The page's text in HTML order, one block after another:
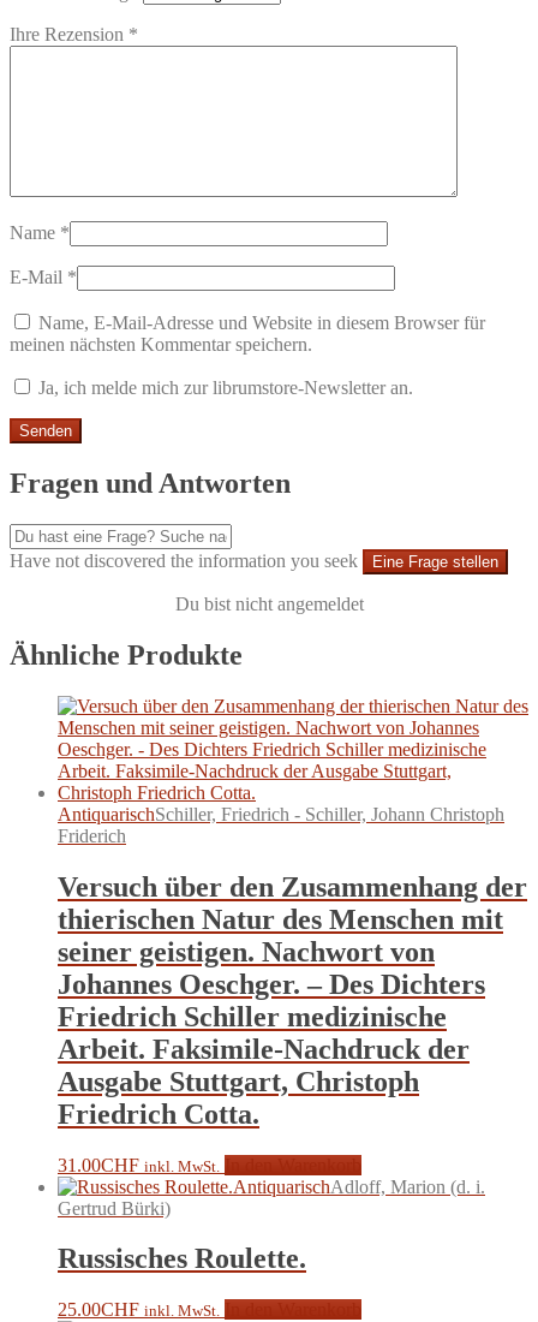
Ihre Rezension *
Name *
E-Mail *
Name, E-Mail-Adresse und Website in diesem Browser für
meinen nächsten Kommentar speichern.
Ja, ich melde mich zur librumstore-Newsletter an.
Fragen und Antworten
Have not discovered the information you seek Eine Frage stellen
Du bist nicht angemeldet
Ähnliche Produkte
AntiquarischSchiller, Friedrich - Schiller, Johann Christoph
Friderich
Versuch über den Zusammenhang der
thierischen Natur des Menschen mit
seiner geistigen. Nachwort von
Johannes Oeschger. – Des Dichters
Friedrich Schiller medizinische
Arbeit. Faksimile-Nachdruck der
Ausgabe Stuttgart, Christoph
Friedrich Cotta.
31.00CHF inkl. MwSt.
AntiquarischAdloff, Marion (d. i.
Gertrud Bürki)
Russisches Roulette.
25.00CHF inkl. MwSt.